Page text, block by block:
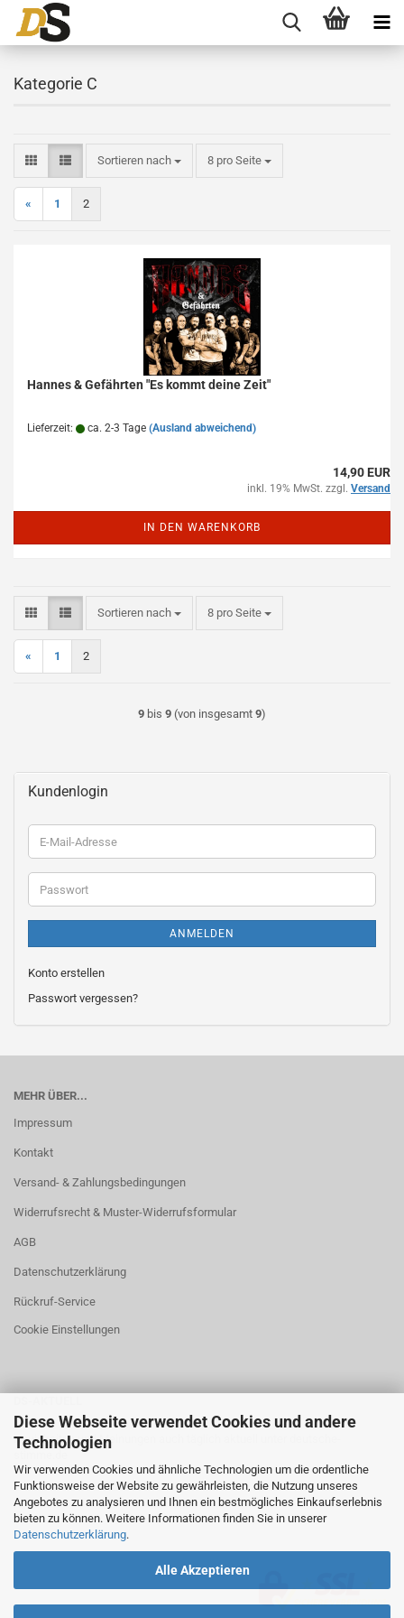
Diese Webseite verwendet Cookies und andere
Technologien
Wir verwenden Cookies und ähnliche Technologien um die ordentliche
Funktionsweise der Website zu gewährleisten, die Nutzung unseres
Angebotes zu analysieren und Ihnen ein bestmögliches Einkaufserlebnis
bieten zu können. Weitere Informationen finden Sie in unserer
Datenschutzerklärung.
Alle Akzeptieren
Kategorie C
Sortieren nach
Sortieren nach 8 pro Seite
pro Seite
« 1 2
Hannes & Gefährten "Es kommt deine Zeit"
Lieferzeit: ca. 2-3 Tage (Ausland abweichend)
14,90 EUR
inkl. 19% MwSt. zzgl. Versand
IN DEN WARENKORB
Sortieren nach
Sortieren nach 8 pro Seite
pro Seite
« 1 2
9 bis 9 (von insgesamt 9)
Kundenlogin
E-
Mail-
Adresse
Passwort
ANMELDEN
Konto erstellen
Passwort vergessen?
MEHR ÜBER...
Impressum
Kontakt
Versand- & Zahlungsbedingungen
Widerrufsrecht & Muster-Widerrufsformular
AGB
Datenschutzerklärung
Rückruf-Service
Cookie Einstellungen
Neuigkeiten und Meinungen auch täglich aktuell unter